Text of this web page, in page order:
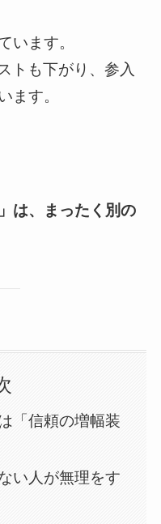
います。
トも下がり、参入
ます。
は、まったく別の
「信頼の増幅装
い人が無理をす